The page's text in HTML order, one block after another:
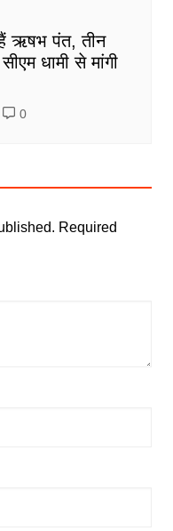
ऋषभ पंत, तीन
धामी से मांगी
0
Required